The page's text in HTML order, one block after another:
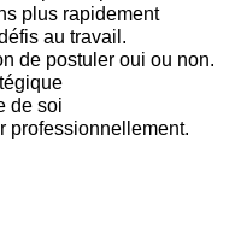
plus rapidement
au travail.
de postuler oui ou non.
de soi
professionnellement.